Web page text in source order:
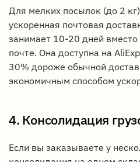
Для мелких посылок (до 2
ускоренная почтовая
занимает 10-20 дней
почте. Она доступна на
30% дороже обычной
экономичным способом
4. Консолидация
Если вы заказываете у